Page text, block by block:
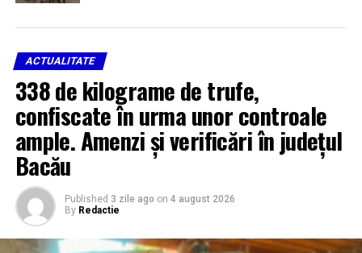
ACTUALITATE
338 de kilograme de trufe,
confiscate în urma unor controale
ample. Amenzi și verificări în județul
Bacău
Published 3 zile ago on 4 august 2026
By Redactie